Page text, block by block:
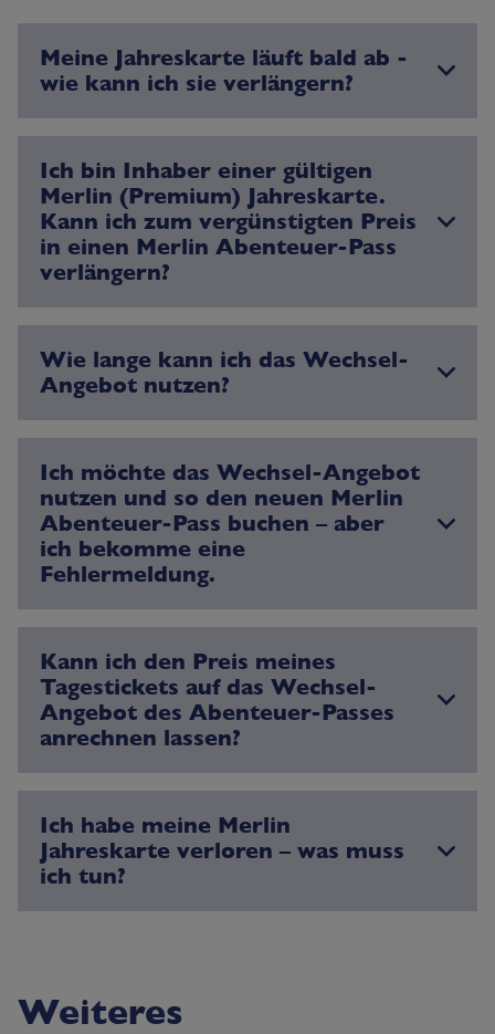
Meine Jahreskarte läuft bald ab -
wie kann ich sie verlängern?
Ich bin Inhaber einer gültigen
Merlin (Premium) Jahreskarte.
Kann ich zum vergünstigten Preis
in einen Merlin Abenteuer-Pass
verlängern?
Wie lange kann ich das Wechsel-
Angebot nutzen?
Ich möchte das Wechsel-Angebot
nutzen und so den neuen Merlin
Abenteuer-Pass buchen – aber
ich bekomme eine
Fehlermeldung.
Kann ich den Preis meines
Tagestickets auf das Wechsel-
Angebot des Abenteuer-Passes
anrechnen lassen?
Ich habe meine Merlin
Jahreskarte verloren – was muss
ich tun?
Weiteres